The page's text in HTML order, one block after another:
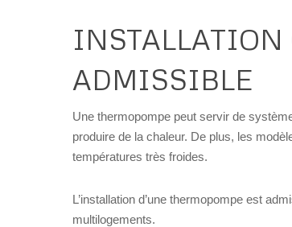
INSTALLATION
ADMISSIBLE
Une thermopompe peut servir de
produire de la chaleur. De plus, les
températures très froides.
L’installation d’une thermopompe est
multilogements.